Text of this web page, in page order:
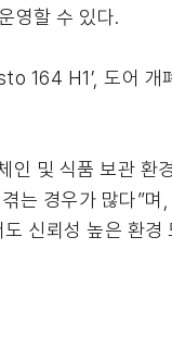
영할 수 있다.
164 H1’, 도어
및 식품 보관 환
는 경우가 많다”
신뢰성 높은 환